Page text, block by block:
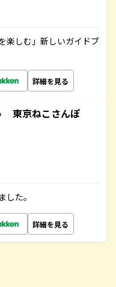
楽しむ」新しいガイドブ
詳細を見る
東京ねこさんぽ
た。
詳細を見る